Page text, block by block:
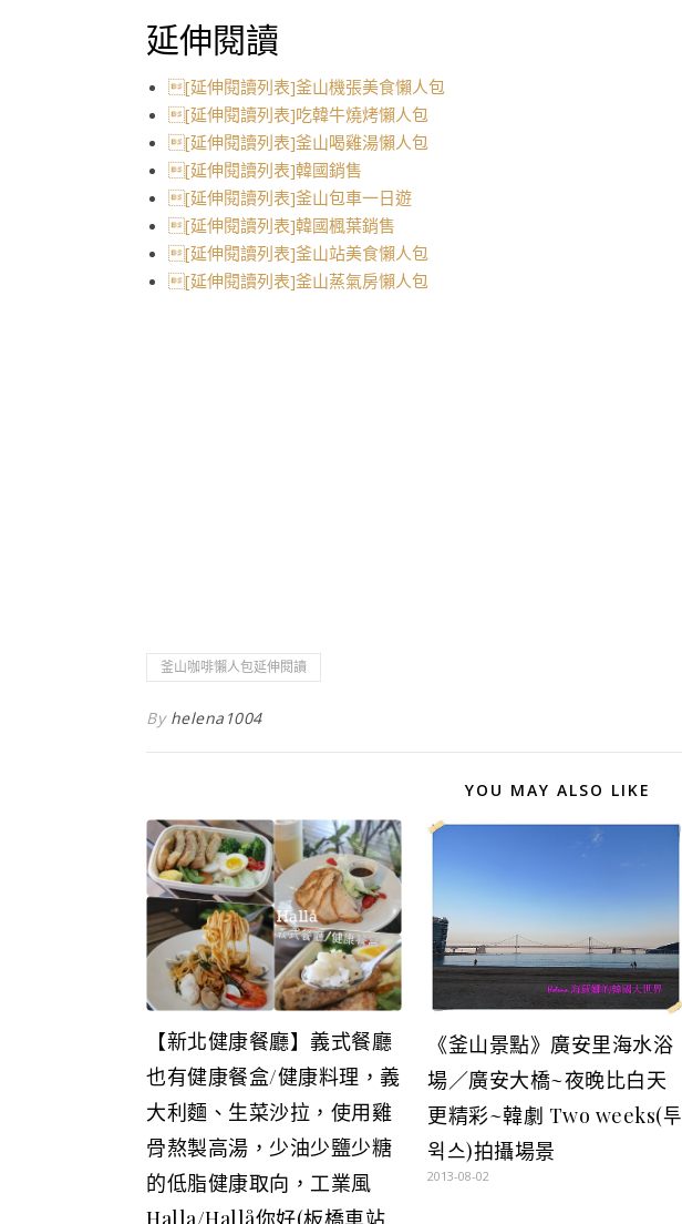
延伸閱讀
[延伸閱讀列表]釜山機張美食懶人包
[延伸閱讀列表]吃韓牛燒烤懶人包
[延伸閱讀列表]釜山喝雞湯懶人包
[延伸閱讀列表]韓國銷售
[延伸閱讀列表]釜山包車一日遊
[延伸閱讀列表]韓國楓葉銷售
[延伸閱讀列表]釜山站美食懶人包
[延伸閱讀列表]釜山蒸氣房懶人包
釜山咖啡懶人包延伸閱讀
By helena1004
YOU MAY ALSO LIKE
【新北健康餐廳】義式餐廳
也有健康餐盒/健康料理，義
大利麵、生菜沙拉，使用雞
骨熬製高湯，少油少鹽少糖
的低脂健康取向，工業風
Halla/Hallå你好(板橋車站
《釜山景點》廣安里海水浴
場／廣安大橋~夜晚比白天
更精彩~韓劇 Two weeks(투
윅스)拍攝場景
2013-08-02